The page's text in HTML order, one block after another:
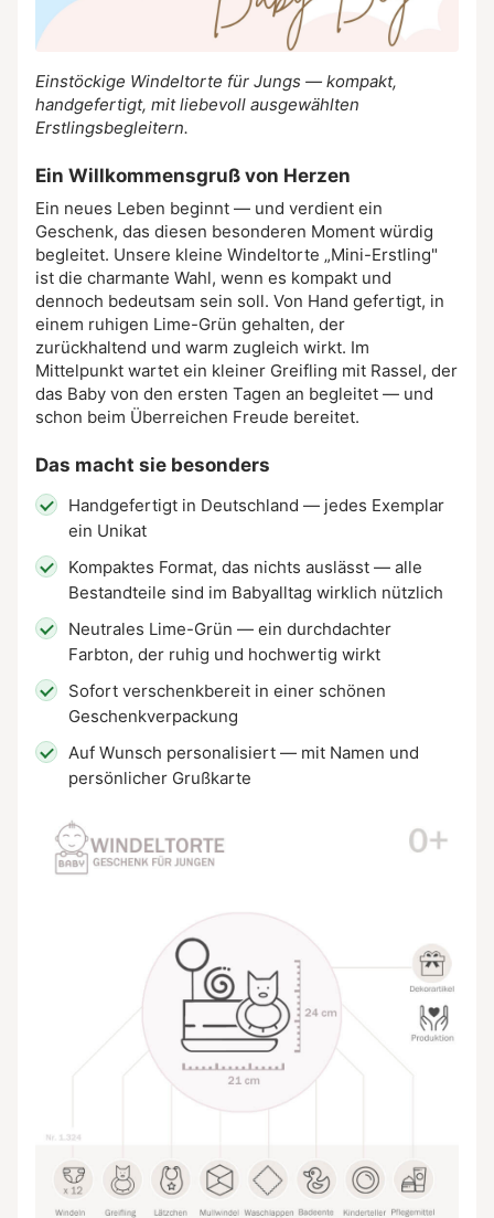
Einstöckige Windeltorte für Jungs — kompakt,
handgefertigt, mit liebevoll ausgewählten
Erstlingsbegleitern.
Ein Willkommensgruß von Herzen
Ein neues Leben beginnt — und verdient ein
Geschenk, das diesen besonderen Moment würdig
begleitet. Unsere kleine Windeltorte „Mini-Erstling"
ist die charmante Wahl, wenn es kompakt und
dennoch bedeutsam sein soll. Von Hand gefertigt, in
einem ruhigen Lime-Grün gehalten, der
zurückhaltend und warm zugleich wirkt. Im
Mittelpunkt wartet ein kleiner Greifling mit Rassel, der
das Baby von den ersten Tagen an begleitet — und
schon beim Überreichen Freude bereitet.
Das macht sie besonders
Handgefertigt in Deutschland — jedes Exemplar
ein Unikat
Kompaktes Format, das nichts auslässt — alle
Bestandteile sind im Babyalltag wirklich nützlich
Neutrales Lime-Grün — ein durchdachter
Farbton, der ruhig und hochwertig wirkt
Sofort verschenkbereit in einer schönen
Geschenkverpackung
Auf Wunsch personalisiert — mit Namen und
persönlicher Grußkarte